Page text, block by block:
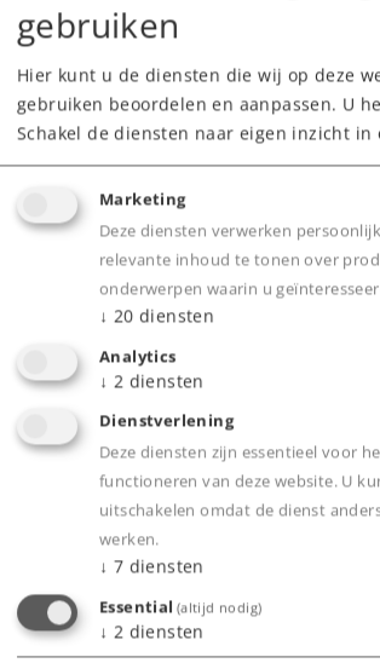
Onderdelen bestellen
Highlights
Voordelig instapmodel.
Met LED verlichting
Product
Productinfo
gebruiken
Hier kunt u de diensten die wij op deze
gebruiken beoordelen en aanpassen. U
Schakel de diensten naar eigen inzicht in
Marketing
Deze diensten verwerken
relevante inhoud te tonen over
onderwerpen waarin u
↓ 20 diensten
Analytics
↓ 2 diensten
Dienstverlening
Deze diensten zijn essentieel voor
functioneren van deze website. U
uitschakelen omdat de dienst
werken.
↓ 7 diensten
Essential (altijd nodig)
↓ 2 diensten